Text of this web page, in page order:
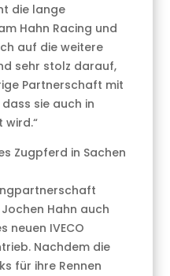
die lange
Hahn Racing und
auf die weitere
sehr stolz darauf,
Partnerschaft mit
sie auch in
wird.“
Zugpferd in Sachen
Hahn auch
neuen IVECO
Nachdem die
für ihre Rennen